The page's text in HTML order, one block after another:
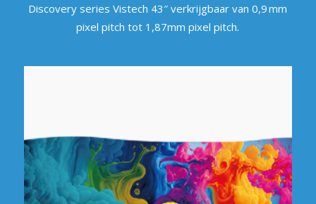
Discovery series Vistech 43″ verkrijgbaar van 0,9 mm
pixel pitch tot 1,87mm pixel pitch.